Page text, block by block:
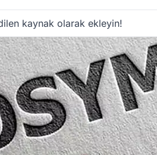
kaynak olarak ekleyin!